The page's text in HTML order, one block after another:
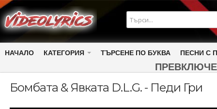
НАЧАЛО КАТЕГОРИЯ ТЪРСЕНЕ ПО БУКВА ПЕСНИ С
Бомбата & Явката D.L.G. - Педи Гри